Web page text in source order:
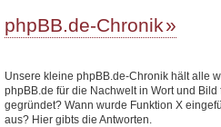
phpBB.de-Chronik
Unsere kleine phpBB.de-Chronik hält alle
phpBB.de für die Nachwelt in Wort und Bild
gegründet? Wann wurde Funktion X
aus? Hier gibts die Antworten.